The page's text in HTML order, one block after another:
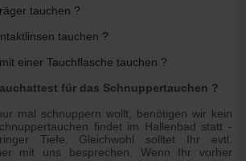
tauchen ?
tauchen ?
einer Tauchflasche tauchen ?
für das Schnuppertauchen ?
mal schnuppern wollt, benötigen wir kein
findet im Hallenbad statt -
Tiefe. Gleichwohl solltet Ihr evtl.
mit uns besprechen. Wenn Ihr vorher